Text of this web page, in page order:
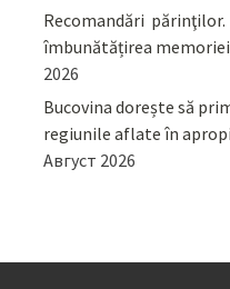
Recomandări
îmbunătățirea
2026
Bucovina dorește să
regiunile aflate în
Август 2026